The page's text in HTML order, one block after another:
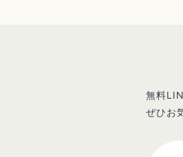
無料
ぜひお